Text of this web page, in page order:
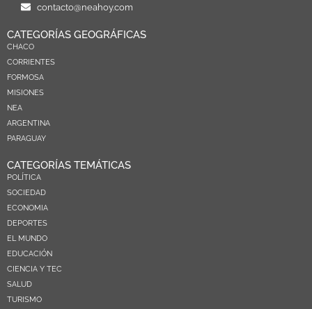
contacto@neahoy.com
CATEGORÍAS GEOGRÁFICAS
CHACO
CORRIENTES
FORMOSA
MISIONES
NEA
ARGENTINA
PARAGUAY
CATEGORÍAS TEMÁTICAS
POLÍTICA
SOCIEDAD
ECONOMIA
DEPORTES
EL MUNDO
EDUCACIÓN
CIENCIA Y TEC
SALUD
TURISMO